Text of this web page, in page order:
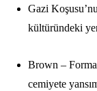
Gazi
kültüründeki
Brown –
cemiyete